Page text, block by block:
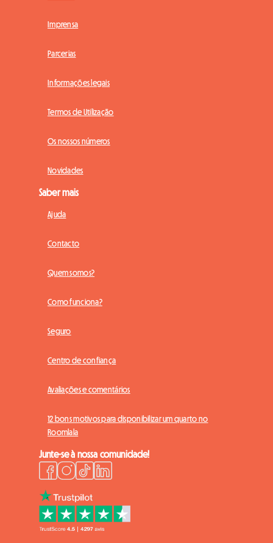
Imprensa
Parcerias
Informações legais
Termos de Utilização
Os nossos números
Novidades
Saber mais
Ajuda
Contacto
Quem somos?
Como funciona?
Seguro
Centro de confiança
Avaliações e comentários
12 bons motivos para disponibilizar um quarto no
Roomlala
Junte-se à nossa comunidade!